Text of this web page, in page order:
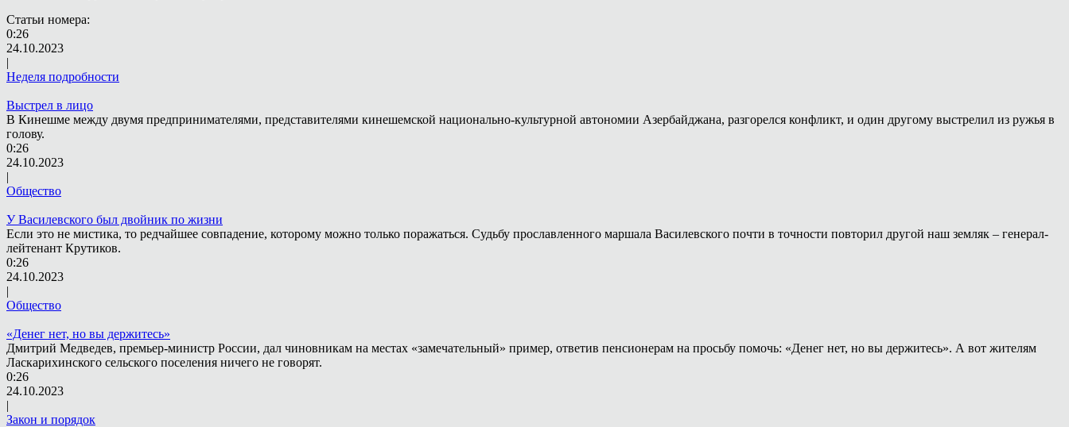
Статьи номера:
0:26
24.10.2023
|
Неделя подробности
Выстрел в лицо
В Кинешме между двумя предпринимателями, представителями кинешемской национально-культурной автономии Азербайджана, разгорелся конфликт, и один другому выстрелил из ружья в
голову.
0:26
24.10.2023
|
Общество
У Василевского был двойник по жизни
Если это не мистика, то редчайшее совпадение, которому можно только поражаться. Судьбу прославленного маршала Василевского почти в точности повторил другой наш земляк – генерал-
лейтенант Крутиков.
0:26
24.10.2023
|
Общество
«Денег нет, но вы держитесь»
Дмитрий Медведев, премьер-министр России, дал чиновникам на местах «замечательный» пример, ответив пенсионерам на просьбу помочь: «Денег нет, но вы держитесь». А вот жителям
Ласкарихинского сельского поселения ничего не говорят.
0:26
24.10.2023
|
Закон и порядок